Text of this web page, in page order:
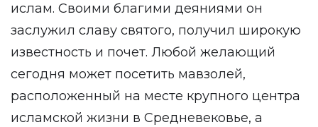
ислам. Своими благими деяниями он
заслужил славу святого, получил широкую
известность и почет. Любой желающий
сегодня может посетить мавзолей,
расположенный на месте крупного центра
исламской жизни в Средневековье, а